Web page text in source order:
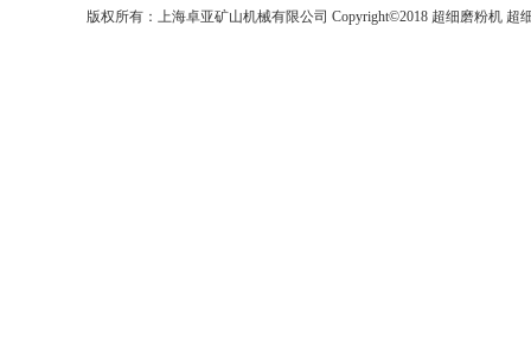
版权所有：上海卓亚矿山机械有限公司 Copyright©2018 超细磨粉机 超